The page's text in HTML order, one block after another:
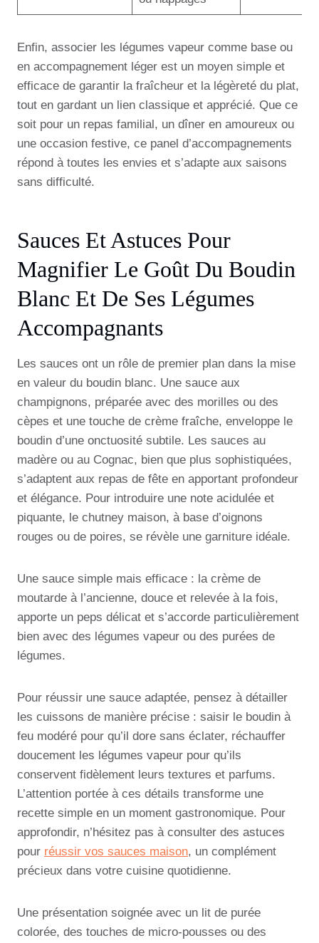
Enfin, associer les légumes vapeur comme base ou
en accompagnement léger est un moyen simple et
efficace de garantir la fraîcheur et la légèreté du plat,
tout en gardant un lien classique et apprécié. Que ce
soit pour un repas familial, un dîner en amoureux ou
une occasion festive, ce panel d’accompagnements
répond à toutes les envies et s’adapte aux saisons
sans difficulté.
Sauces Et Astuces Pour
Magnifier Le Goût Du Boudin
Blanc Et De Ses Légumes
Accompagnants
Les sauces ont un rôle de premier plan dans la mise
en valeur du boudin blanc. Une sauce aux
champignons, préparée avec des morilles ou des
cèpes et une touche de crème fraîche, enveloppe le
boudin d’une onctuosité subtile. Les sauces au
madère ou au Cognac, bien que plus sophistiquées,
s’adaptent aux repas de fête en apportant profondeur
et élégance. Pour introduire une note acidulée et
piquante, le chutney maison, à base d’oignons
rouges ou de poires, se révèle une garniture idéale.
Une sauce simple mais efficace : la crème de
moutarde à l’ancienne, douce et relevée à la fois,
apporte un peps délicat et s’accorde particulièrement
bien avec des légumes vapeur ou des purées de
légumes.
Pour réussir une sauce adaptée, pensez à détailler
les cuissons de manière précise : saisir le boudin à
feu modéré pour qu’il dore sans éclater, réchauffer
doucement les légumes vapeur pour qu’ils
conservent fidèlement leurs textures et parfums.
L’attention portée à ces détails transforme une
recette simple en un moment gastronomique. Pour
approfondir, n’hésitez pas à consulter des astuces
pour réussir vos sauces maison, un complément
précieux dans votre cuisine quotidienne.
Une présentation soignée avec un lit de purée
colorée, des touches de micro-pousses ou des